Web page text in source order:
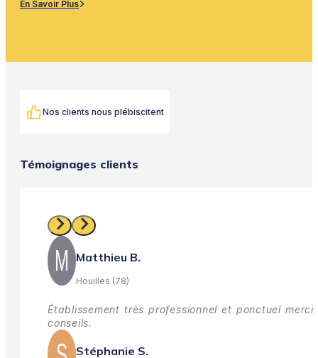
En Savoir Plus
Nos clients nous plébiscitent
Témoignages clients
Matthieu B.
Houilles (78)
Établissement très professionnel et ponctuel
conseils.
Stéphanie S.